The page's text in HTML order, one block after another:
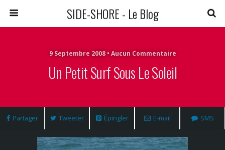
SIDE-SHORE - Le Blog
9 Septembre 2008 • Aucun Commentaire
Un Petit Surf Sous Le Soleil
Partager Tweeter Épingler E-mail SMS